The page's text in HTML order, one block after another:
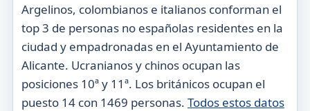
Argelinos, colombianos e italianos conforman el
top 3 de personas no españolas residentes en la
ciudad y empadronadas en el Ayuntamiento de
Alicante. Ucranianos y chinos ocupan las
posiciones 10ª y 11ª. Los británicos ocupan el
puesto 14 con 1469 personas. Todos estos datos